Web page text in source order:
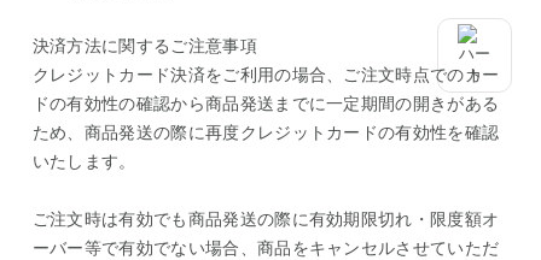
決済方法に関するご注意事項
クレジットカード決済をご利用の場合、ご注文時点でのカー
ドの有効性の確認から商品発送までに一定期間の開きがある
ため、商品発送の際に再度クレジットカードの有効性を確認
いたします。
ご注文時は有効でも商品発送の際に有効期限切れ・限度額オ
ーバー等で有効でない場合、商品をキャンセルさせていただ